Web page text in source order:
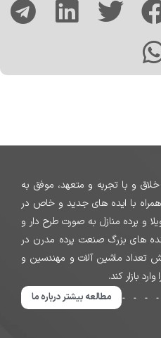
و با تجربه و متعهد، موفق به
با ایده های جدید و خاص در
و پرده منازل به صورت طرح دار و
های بزرگ صنعت پرده مدرن در
تعداد ماشین آلات و مهندسین و
بازار کند.
مطالعه بیشتر درباره ما